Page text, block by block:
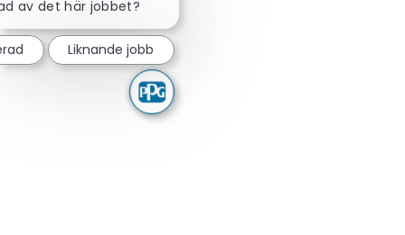
av det här jobbet?
Liknande jobb